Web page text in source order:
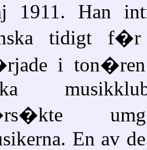
1911. Han
tidigt f�r
i
En av